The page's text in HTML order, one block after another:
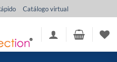
Catálogo virtual